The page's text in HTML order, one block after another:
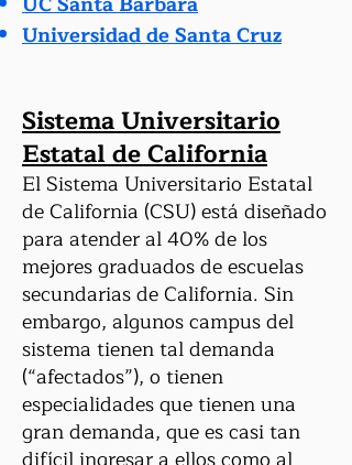
Universidad de Santa Cruz
Sistema Universitario
Estatal de California
El Sistema Universitario Estatal
de California (CSU) está diseñado
para atender al 40% de los
mejores graduados de escuelas
secundarias de California. Sin
embargo, algunos campus del
sistema tienen tal demanda
(“afectados”), o tienen
especialidades que tienen una
gran demanda, que es casi tan